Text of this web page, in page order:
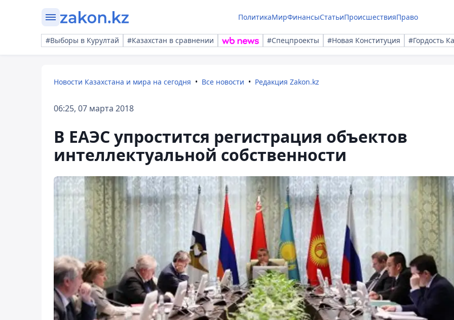
ПолитикаМирФинансыСтатьиПроисшествияПраво
#Выборы в Курултай #Казахстан в сравнении #Спецпроекты #Новая Конституция #Гордость
Новости Казахстана и мира на сегодня Все новости Редакция Zakon.kz
06:25, 07 марта 2018
В ЕАЭС упростится регистрация объектов
интеллектуальной собственности